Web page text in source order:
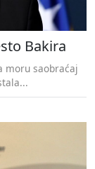
Bakira
moru saobraćaj